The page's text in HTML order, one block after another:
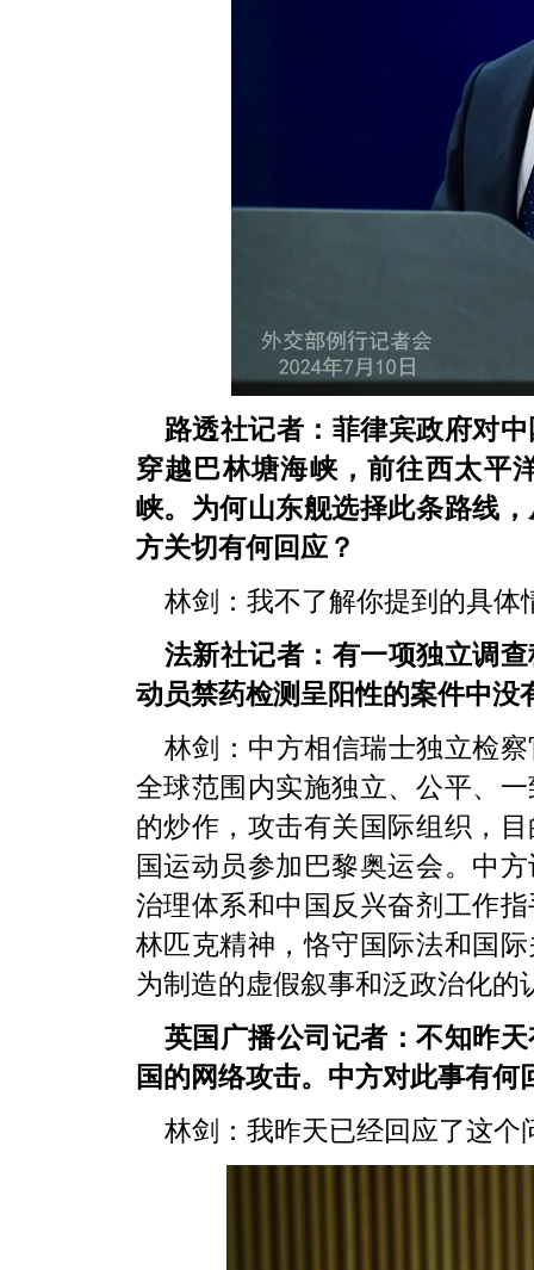
路透社记者：菲律宾政府对
穿越巴林塘海峡，前往西太平
峡。为何山东舰选择此条路线
方关切有何回应？
林剑：我不了解你提到的具
法新社记者：有一项独立调
动员禁药检测呈阳性的案件中没
林剑：中方相信瑞士独立检
全球范围内实施独立、公平、
的炒作，攻击有关国际组织，
国运动员参加巴黎奥运会。中
治理体系和中国反兴奋剂工作
林匹克精神，恪守国际法和国
为制造的虚假叙事和泛政治化的
英国广播公司记者：不知昨
国的网络攻击。中方对此事有何
林剑：我昨天已经回应了这个